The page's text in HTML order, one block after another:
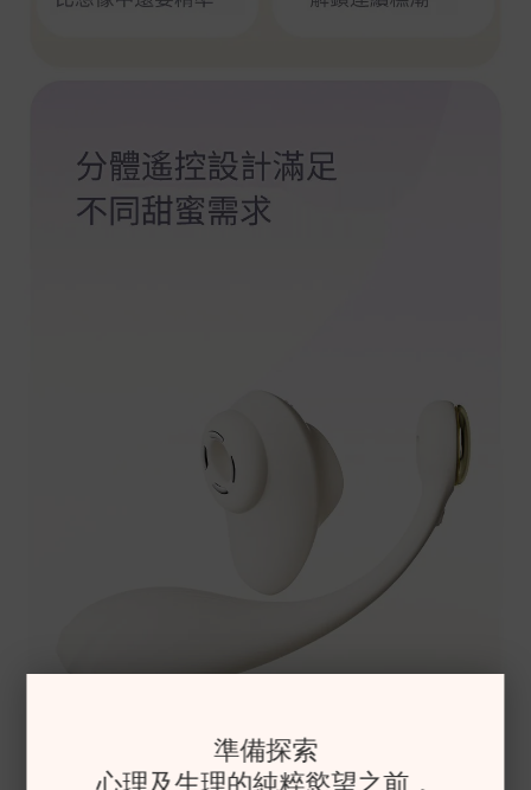
準備探索
心理及生理的純粹慾望之前，